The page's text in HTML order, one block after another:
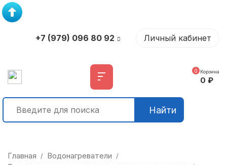
+7 (979) 096 80 92 Личный кабинет
Найти
0 Корзина
0 ₽
Главная / Водонагреватели /